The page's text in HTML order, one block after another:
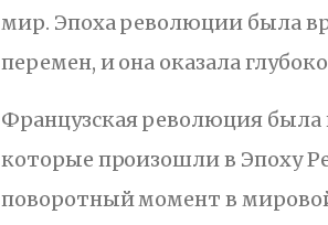
мир. Эпоха революции была
перемен, и она оказала
Французская революция
которые произошли в Эпоху
поворотный момент в